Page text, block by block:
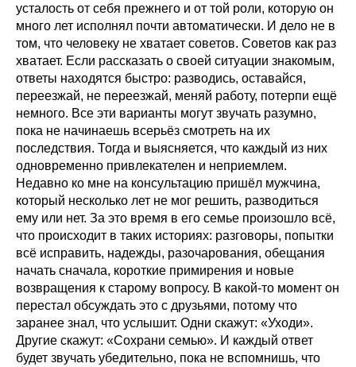
усталость от себя прежнего и от той роли, которую он
много лет исполнял почти автоматически. И дело не в
том, что человеку не хватает советов. Советов как раз
хватает. Если рассказать о своей ситуации знакомым,
ответы находятся быстро: разводись, оставайся,
переезжай, не переезжай, меняй работу, потерпи ещё
немного. Все эти варианты могут звучать разумно,
пока не начинаешь всерьёз смотреть на их
последствия. Тогда и выясняется, что каждый из них
одновременно привлекателен и неприемлем.
Недавно ко мне на консультацию пришёл мужчина,
который несколько лет не мог решить, разводиться
ему или нет. За это время в его семье произошло всё,
что происходит в таких историях: разговоры, попытки
всё исправить, надежды, разочарования, обещания
начать сначала, короткие примирения и новые
возвращения к старому вопросу. В какой-то момент он
перестал обсуждать это с друзьями, потому что
заранее знал, что услышит. Одни скажут: «Уходи».
Другие скажут: «Сохрани семью». И каждый ответ
будет звучать убедительно, пока не вспомнишь, что